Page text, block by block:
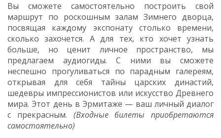
Вы сможете самостоятельно построить свой
маршрут по роскошным залам Зимнего дворца,
посвящая каждому экспонату столько времени,
сколько захочется. А для тех, кто хочет узнать
больше, но ценит личное пространство, мы
предлагаем аудиогиды. С ними вы сможете
неспешно прогуливаться по парадным галереям,
открывая для себя тайны царских династий,
шедевры импрессионистов или искусство Древнего
мира. Этот день в Эрмитаже — ваш личный диалог
с прекрасным. (Входные билеты приобретаются
самостоятельно)